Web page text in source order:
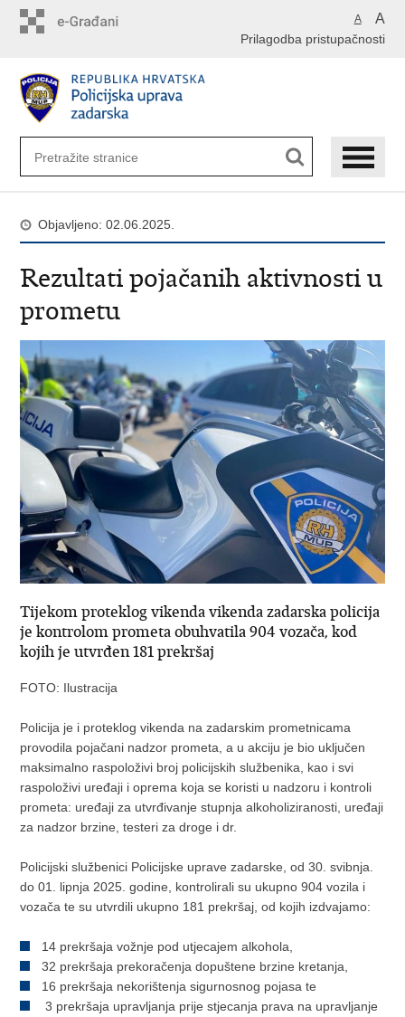
A A
Prilagodba pristupačnosti
Objavljeno: 02.06.2025.
Rezultati pojačanih aktivnosti u
prometu
Tijekom proteklog vikenda vikenda zadarska policija
je kontrolom prometa obuhvatila 904 vozača, kod
kojih je utvrđen 181 prekršaj
FOTO: Ilustracija
Policija je i proteklog vikenda na zadarskim prometnicama
provodila pojačani nadzor prometa, a u akciju je bio uključen
maksimalno raspoloživi broj policijskih službenika, kao i svi
raspoloživi uređaji i oprema koja se koristi u nadzoru i kontroli
prometa: uređaji za utvrđivanje stupnja alkoholiziranosti, uređaji
za nadzor brzine, testeri za droge i dr.
Policijski službenici Policijske uprave zadarske, od 30. svibnja.
do 01. lipnja 2025. godine, kontrolirali su ukupno 904 vozila i
vozača te su utvrdili ukupno 181 prekršaj, od kojih izdvajamo:
14 prekršaja vožnje pod utjecajem alkohola,
32 prekršaja prekoračenja dopuštene brzine kretanja,
16 prekršaja nekorištenja sigurnosnog pojasa te
3 prekršaja upravljanja prije stjecanja prava na upravljanje